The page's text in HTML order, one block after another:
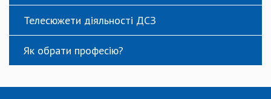
Телесюжети діяльності ДСЗ
Як обрати професію?